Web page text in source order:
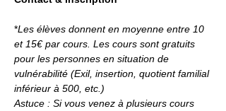
*Les élèves donnent en moyenne entre 10
et 15€ par cours. Les cours sont gratuits
pour les personnes en situation de
vulnérabilité (Exil, insertion, quotient familial
inférieur à 500, etc.)
Astuce : Si vous venez à plusieurs cours